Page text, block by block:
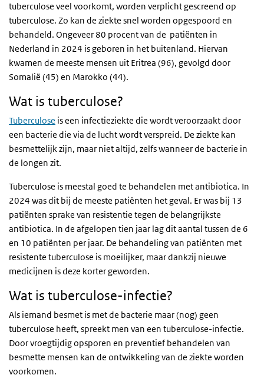
tuberculose veel voorkomt, worden verplicht gescreend op
tuberculose. Zo kan de ziekte snel worden opgespoord en
behandeld. Ongeveer 80 procent van de patiënten in
Nederland in 2024 is geboren in het buitenland. Hiervan
kwamen de meeste mensen uit Eritrea (96), gevolgd door
Somalië (45) en Marokko (44).
Wat is tuberculose?
Tuberculose is een infectieziekte die wordt veroorzaakt door
een bacterie die via de lucht wordt verspreid. De ziekte kan
besmettelijk zijn, maar niet altijd, zelfs wanneer de bacterie in
de longen zit.
Tuberculose is meestal goed te behandelen met antibiotica. In
2024 was dit bij de meeste patiënten het geval. Er was bij 13
patiënten sprake van resistentie tegen de belangrijkste
antibiotica. In de afgelopen tien jaar lag dit aantal tussen de 6
en 10 patiënten per jaar. De behandeling van patiënten met
resistente tuberculose is moeilijker, maar dankzij nieuwe
medicijnen is deze korter geworden.
Wat is tuberculose-infectie?
Als iemand besmet is met de bacterie maar (nog) geen
tuberculose heeft, spreekt men van een tuberculose-infectie.
Door vroegtijdig opsporen en preventief behandelen van
besmette mensen kan de ontwikkeling van de ziekte worden
voorkomen.